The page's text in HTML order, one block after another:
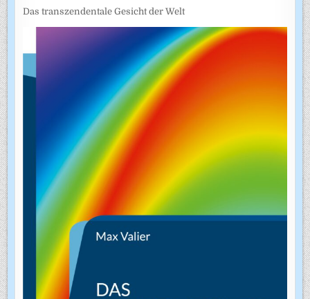
Das transzendentale Gesicht der Welt